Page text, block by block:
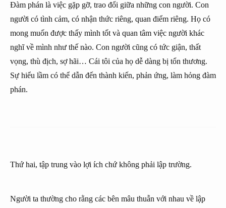
Đàm phán là việc gặp gỡ, trao đổi giữa những con người. Con
người có tình cảm, có nhận thức riêng, quan điểm riêng. Họ có
mong muốn được thấy mình tốt và quan tâm việc người khác
nghĩ về mình như thế nào. Con người cũng có tức giận, thất
vọng, thù địch, sợ hãi… Cái tôi của họ dễ dàng bị tổn thương.
Sự hiểu lầm có thể dẫn đến thành kiến, phản ứng, làm hỏng đàm
phán.
Thứ hai, tập trung vào lợi ích chứ không phải lập trường.
Người ta thường cho rằng các bên mâu thuẫn với nhau về lập